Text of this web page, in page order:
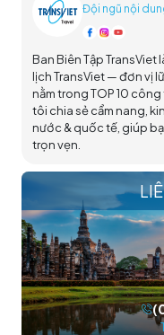
Đội ngũ nội
Ban Biên Tập
lịch TransViet — đơn vị
nằm trong TOP 10
tôi chia sẻ cẩm nang,
nước & quốc tế, giúp
trọn vẹn.